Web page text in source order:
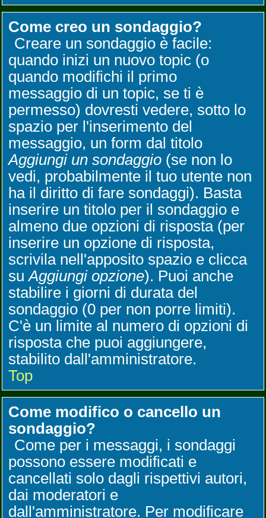
Come creo un sondaggio?
Creare un sondaggio è facile:
quando inizi un nuovo topic (o
quando modifichi il primo
messaggio di un topic, se ti è
permesso) dovresti vedere, sotto lo
spazio per l'inserimento del
messaggio, un form dal titolo
Aggiungi un sondaggio (se non lo
vedi, probabilmente il tuo utente non
ha il diritto di fare sondaggi). Basta
inserire un titolo per il sondaggio e
almeno due opzioni di risposta (per
inserire un opzione di risposta,
scrivila nell'apposito spazio e clicca
suAggiungi opzione). Puoi anche
stabilire i giorni di durata del
sondaggio (0 per non porre limiti).
C'è un limite al numero di opzioni di
risposta che puoi aggiungere,
stabilito dall'amministratore.
Top
Come modifico o cancello un
sondaggio?
Come per i messaggi, i sondaggi
possono essere modificati e
cancellati solo dagli rispettivi autori,
dai moderatori e
dall'amministratore. Per modificare